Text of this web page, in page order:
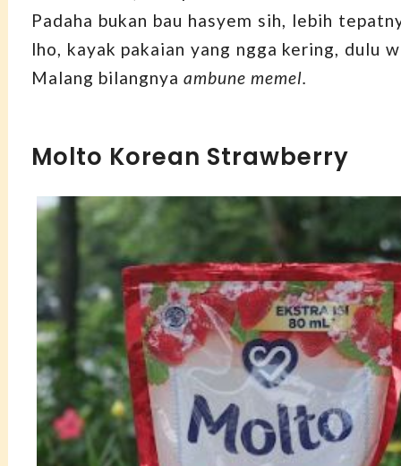
Padaha bukan bau hasyem sih, lebih
lho, kayak pakaian yang ngga kering, dulu
Malang bilangnyaambune memel.
Molto Korean Strawberry